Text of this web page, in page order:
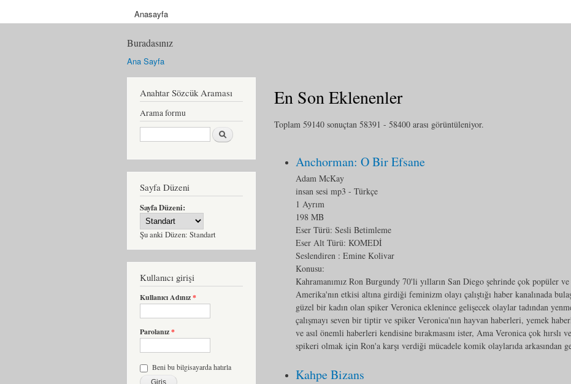
Anasayfa
Buradasınız
Ana Sayfa
Anahtar Sözcük Araması
Arama formu
Ara
Sayfa Düzeni
Sayfa Düzeni:
Şu anki Düzen: Standart
Kullanıcı girişi
Kullanıcı Adınız*
Parolanız*
Beni bu bilgisayarda hatırla
En Son Eklenenler
Toplam 59140 sonuçtan 58391 - 58400 arası görüntüleniyor.
Anchorman: O Bir Efsane
Adam McKay
insan sesi mp3 - Türkçe
1 Ayrım
198 MB
Eser Türü: Sesli Betimleme
Eser Alt Türü: KOMEDİ
Seslendiren : Emine Kolivar
Konusu:
Kahramanımız Ron Burgundy 70'li yılların San Diego şehrinde çok popüler
Amerika'nın etkisi altına girdiği feminizm olayı çalıştığı haber kanalınada
güzel bir kadın olan spiker Veronica eklenince gelişecek olaylar tadından
çalışmayı seven bir tiptir ve spiker Veronica'nın hayvan haberleri, yemek
ve asıl önemli haberleri kendisine bırakmasını ister, Ama Veronica çok hırslı
spikeri olmak için Ron'a karşı verdiği mücadele komik olaylarıda arkasından
Kahpe Bizans